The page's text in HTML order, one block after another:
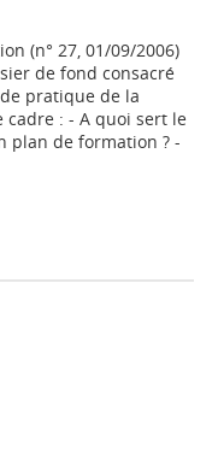
(n° 27, 01/09/2006)
de fond consacré
pratique de la
: - A quoi sert le
plan de formation ? -